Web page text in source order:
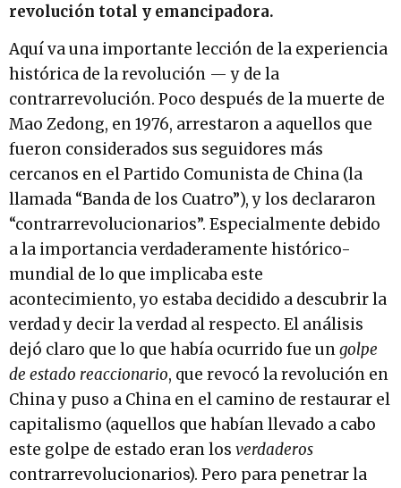
revolución total y emancipadora.
Aquí va una importante lección de la experiencia
histórica de la revolución — y de la
contrarrevolución. Poco después de la muerte de
Mao Zedong, en 1976, arrestaron a aquellos que
fueron considerados sus seguidores más
cercanos en el Partido Comunista de China (la
llamada “Banda de los Cuatro”), y los declararon
“contrarrevolucionarios”. Especialmente debido
a la importancia verdaderamente histórico-
mundial de lo que implicaba este
acontecimiento, yo estaba decidido a descubrir la
verdad y decir la verdad al respecto. El análisis
dejó claro que lo que había ocurrido fue ungolpe
de estado reaccionario, que revocó la revolución en
China y puso a China en el camino de restaurar el
capitalismo (aquellos que habían llevado a cabo
este golpe de estado eran los verdaderos
contrarrevolucionarios). Pero para penetrar la